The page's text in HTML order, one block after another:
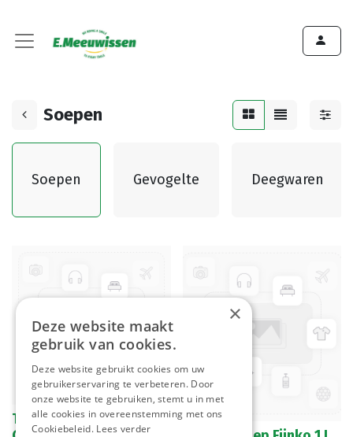
Soepen
Soepen Gevogelte Deegwaren
Tomatensoep
×
Deze website maakt
gebruik van cookies.
Deze website gebruikt cookies om uw
gebruikerservaring te verbeteren. Door
onze website te gebruiken, stemt u in met
alle cookies in overeenstemming met ons
Cookiebeleid. Lees verder